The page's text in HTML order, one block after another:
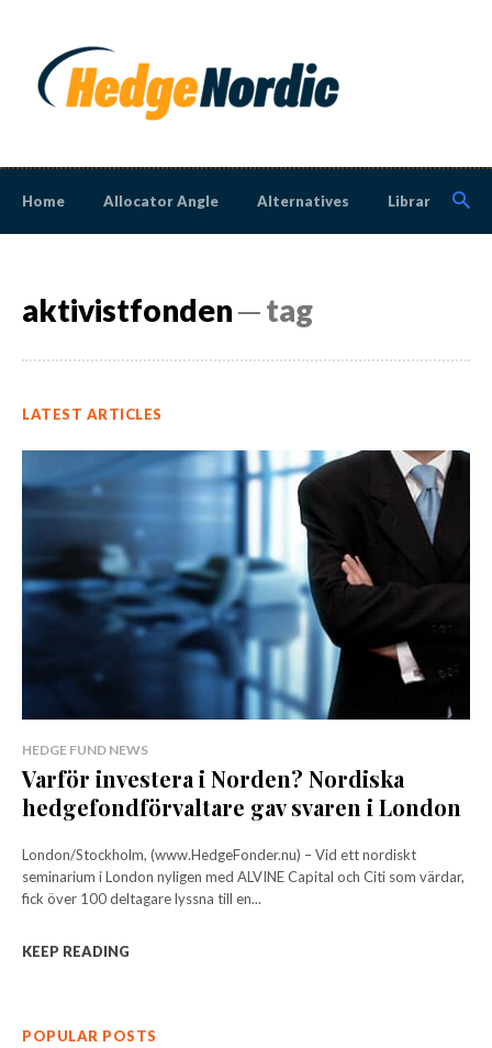
Home Allocator Angle Alternatives Library
aktivistfonden─ tag
LATEST ARTICLES
HEDGE FUND NEWS
Varför investera i Norden? Nordiska
hedgefondförvaltare gav svaren i London
London/Stockholm, (www.HedgeFonder.nu) – Vid ett nordiskt
seminarium i London nyligen med ALVINE Capital och Citi som värdar,
fick över 100 deltagare lyssna till en...
KEEP READING
POPULAR POSTS